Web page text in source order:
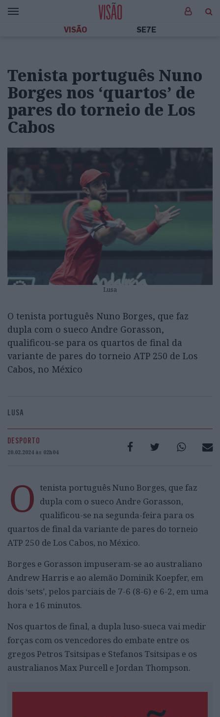
VISÃO SE7E
Tenista português Nuno
Borges nos ‘quartos’ de
pares do torneio de Los
Cabos
Lusa
O tenista português Nuno Borges, que faz
dupla com o sueco Andre Gorasson,
qualificou-se para os quartos de final da
variante de pares do torneio ATP 250 de Los
Cabos, no México
LUSA
DESPORTO
20.02.2024 às 02h04
O tenista português Nuno Borges, que faz
dupla com o sueco Andre Gorasson,
qualificou-se na segunda-feira para os
quartos de final da variante de pares do torneio
ATP 250 de Los Cabos, no México.
Borges e Gorasson impuseram-se ao australiano
Andrew Harris e ao alemão Dominik Koepfer, em
dois ‘sets’, pelos parciais de 7-6 (8-6) e 6-2, em uma
hora e 16 minutos.
Nos quartos de final, a dupla luso-sueca vai medir
forças com os vencedores do embate entre os
gregos Petros Tsitsipas e Stefanos Tsitsipas e os
australianos Max Purcell e Jordan Thompson.